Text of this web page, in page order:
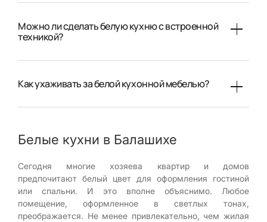
Можно ли сделать белую кухню с встроенной
техникой?
Как ухаживать за белой кухонной мебелью?
Белые кухни в Балашихе
Сегодня многие хозяева квартир и домов
предпочитают белый цвет для оформления гостиной
или спальни. И это вполне объяснимо. Любое
помещение, оформленное в светлых тонах,
преображается. Не менее привлекательно, чем жилая